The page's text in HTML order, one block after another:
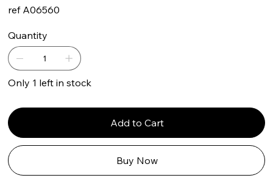
ref A06560
Quantity
Only 1 left in stock
Add to Cart
Buy Now